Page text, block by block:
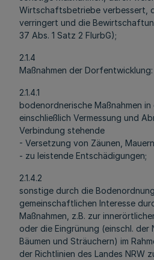
Wirtschaftsbetriebe verbessert,
verringert und die
37 Abs. 1 Satz 2 FlurbG);
2.1.4
Maßnahmen der Dorfentwicklung:
2.1.4.1
bodenordnerische Maßnahmen
einschließlich Vermessung und
Verbindung stehende
- Versetzung von Zäunen,
- zu leistende Entschädigungen;
2.1.4.2
sonstige durch die
gemeinschaftlichen Interesse
Maßnahmen, z.B. zur
oder die Eingrünung (einschl.
Bäumen und Sträuchern) im
der Richtlinien des Landes NRW